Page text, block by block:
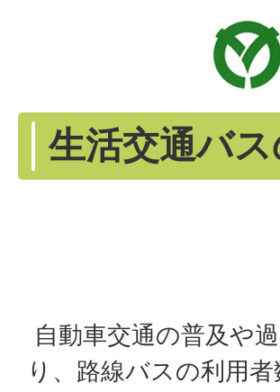
生活交通バ
自動車交通の普及や
り、路線バスの利用